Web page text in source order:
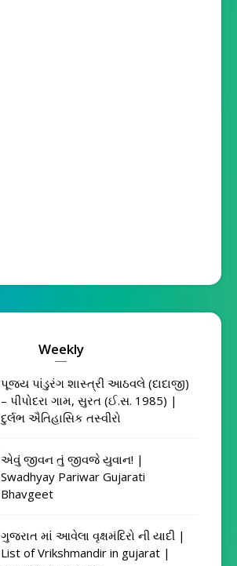
Weekly
પૂજ્ય પાંડુરંગ શાસ્ત્રી આઠવલે (દાદાજી)
– પીપોદરા ગામ, સુરત (ઈ.સ. 1985) |
દુર્લભ ઐતિહાસિક તસ્વીરો
એવું જીવન તું જીવજે યુવાન! |
Swadhyay Pariwar Gujarati
Bhavgeet
ગુજરાત માં આવેલા વૃક્ષમંદિરો ની યાદી |
List of Vrikshmandir in gujarat |